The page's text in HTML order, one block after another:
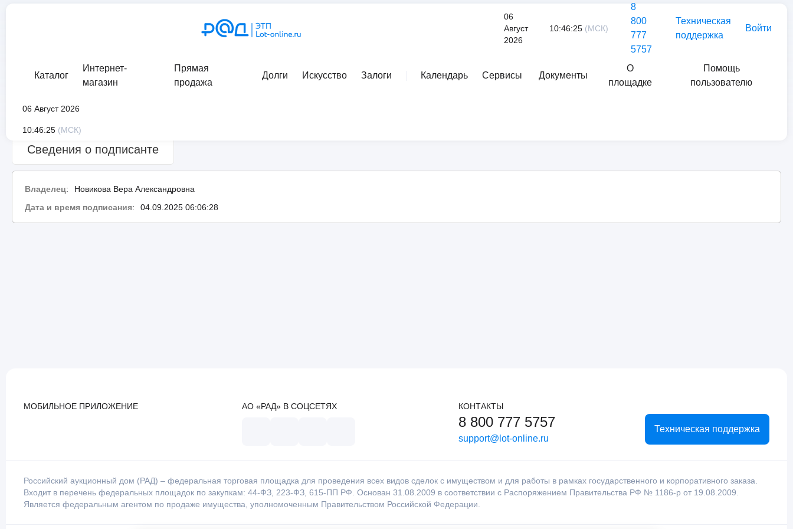
06
Август
2026
10:46:25 (МСК)
8
800
777
5757
Техническая
поддержка
Войти
Каталог
Интернет-
магазин
Прямая
продажа
Долги Искусство Залоги Календарь Сервисы Документы
О
площадке
Помощь
пользователю
06 Август 2026
10:46:25 (МСК)
Сведения о подписанте
Владелец:
Новикова Вера Александровна
Дата и время подписания: 04.09.2025 06:06:28
МОБИЛЬНОЕ ПРИЛОЖЕНИЕ АО «РАД» В СОЦСЕТЯХ КОНТАКТЫ
8 800 777 5757
support@lot-online.ru
Техническая поддержка
Российский аукционный дом (РАД) – федеральная торговая площадка для проведения всех видов сделок с имуществом и для работы в рамках государственного и корпоративного заказа.
Входит в перечень федеральных площадок по закупкам: 44-ФЗ, 223-ФЗ, 615-ПП РФ. Основан 31.08.2009 в соответствии с Распоряжением Правительства РФ № 1186-р от 19.08.2009.
Является федеральным агентом по продаже имущества, уполномоченным Правительством Российской Федерации.